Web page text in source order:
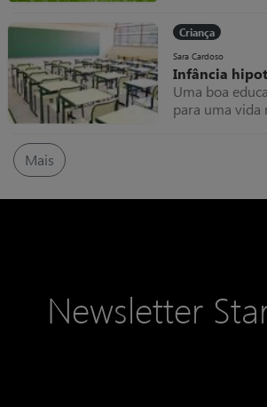
criança.
Criança
Sara Cardoso
Infância
Uma boa
para uma vida
Mais
Newsletter